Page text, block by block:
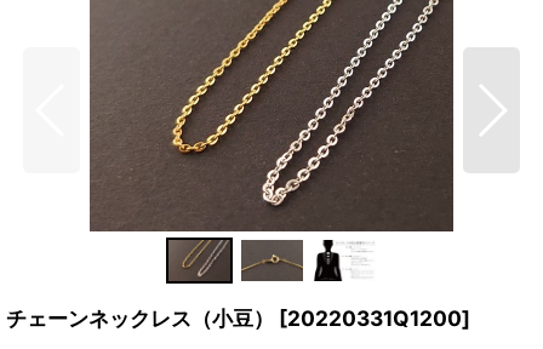
チェーンネックレス（小豆） [20220331Q1200]